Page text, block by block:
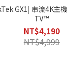
GX1| 串流4K主
TV™
NT$4,190
NT$4,999